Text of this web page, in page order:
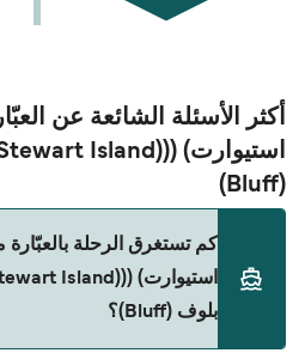
أكثر الأسئلة الشائعة عن
(Bluff)
كم تستغرق الرحلة
بلوف (Bluff)؟